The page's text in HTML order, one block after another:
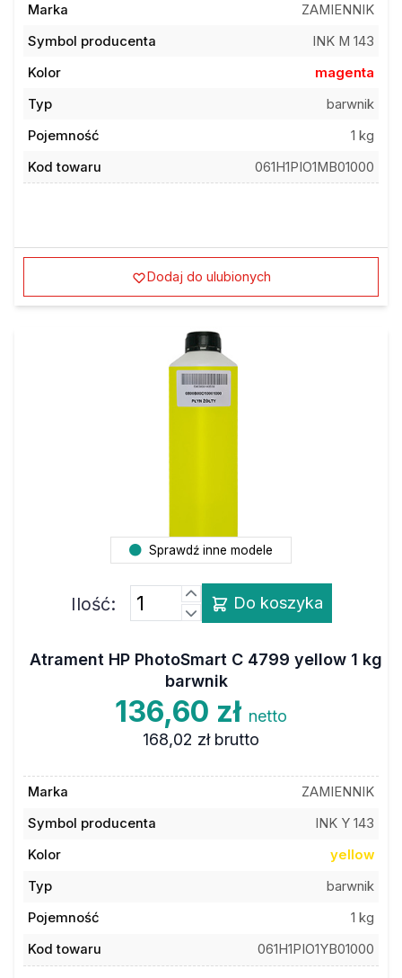
Marka
ZAMIENNIK
Symbol producenta
INK M 143
Kolor
magenta
Typ
barwnik
Pojemność
1 kg
Kod towaru
061H1PIO1MB01000
Dodaj do ulubionych
Sprawdź inne modele
Ilość: Do koszyka
Atrament HP PhotoSmart C 4799 yellow 1 kg
barwnik
136,60 zł netto
168,02 zł brutto
Marka
ZAMIENNIK
Symbol producenta
INK Y 143
Kolor
yellow
Typ
barwnik
Pojemność
1 kg
Kod towaru
061H1PIO1YB01000